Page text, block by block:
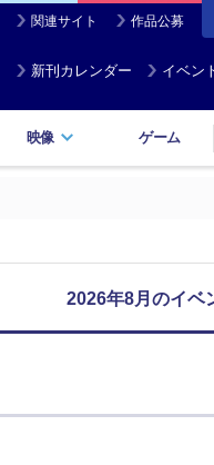
関連サイト 作品公募
新刊カレンダー イベン
映像 ゲーム
2026年8月のイベ